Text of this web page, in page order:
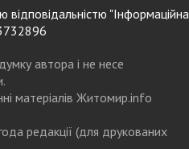
"Інформаційна
автора і не несе
матеріалів Житомир.info
редакції (для друкованих